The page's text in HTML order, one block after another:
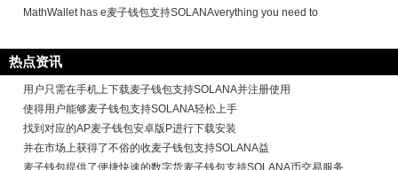
MathWallet has e麦子钱包支持SOLANAverything you need to
热点资讯
用户只需在手机上下载麦子钱包支持SOLANA并注册使用
使得用户能够麦子钱包支持SOLANA轻松上手
找到对应的AP麦子钱包安卓版P进行下载安装
并在市场上获得了不俗的收麦子钱包支持SOLANA益
麦子钱包提供了便捷快速的数字货麦子钱包支持SOLANA币交易服务